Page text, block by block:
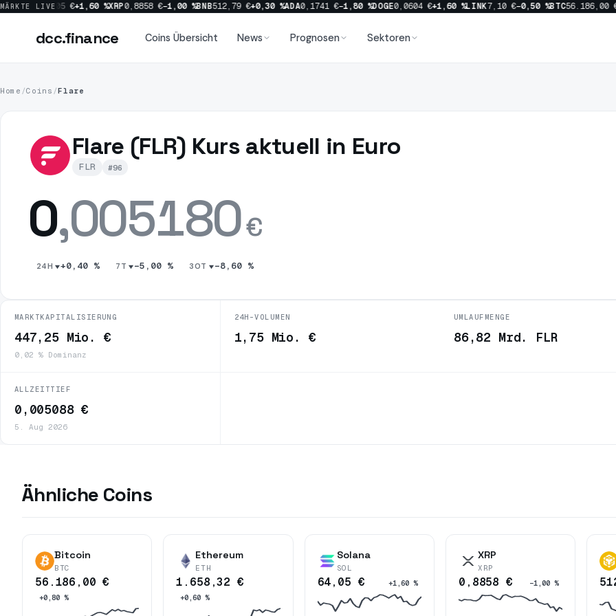
MÄRKTE LIVE
%SOL64,05 €+1,60 %XRP0,8858 €−1,00 %BNB512,79 €+0,30 %ADA0,1741 €−1,80 %DOGE0,0604 €+1,60 %LINK7,10 €−0,50 %BTC56.186,00 €
dcc.finance Coins Übersicht News Prognosen Sektoren
Home /Coins /Flare
Flare (FLR) Kurs aktuell in Euro
FLR #96
0,005180€
24H +0,40 % 7T −5,00 % 30T −8,60 %
MARKTKAPITALISIERUNG
447,25 Mio. €
0,02 % Dominanz
24H-VOLUMEN
1,75 Mio. €
UMLAUFMENGE
86,82 Mrd. FLR
ALLZEITTIEF
0,005088 €
5. Aug 2026
Ähnliche Coins
Bitcoin
BTC
56.186,00 €
+0,80 %
Ethereum
ETH
1.658,32 €
+0,60 %
Solana
SOL
64,05 € +1,60 %
XRP
XRP
0,8858 € −1,00 %
dcc.finance
News
Prognosen
Sektoren